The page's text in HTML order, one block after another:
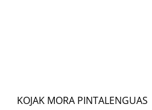
KOJAK MORA PINTALENGUAS